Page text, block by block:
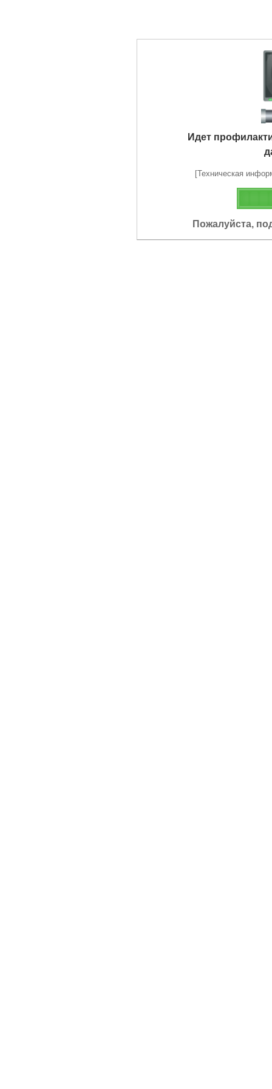
Идет
[Техническая
Пожалуйста,